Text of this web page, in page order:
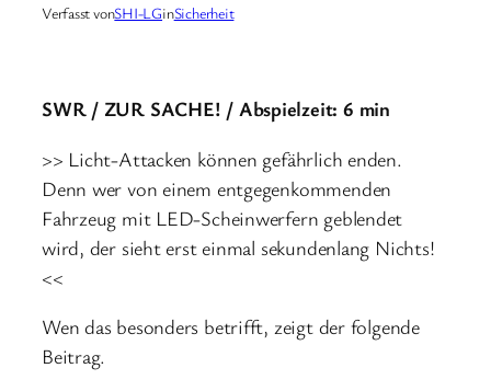
Verfasst vonSHI-LGinSicherheit
SWR / ZUR SACHE! / Abspielzeit: 6 min
>> Licht-Attacken können gefährlich enden.
Denn wer von einem entgegenkommenden
Fahrzeug mit LED-Scheinwerfern geblendet
wird, der sieht erst einmal sekundenlang Nichts!
<<
Wen das besonders betrifft, zeigt der folgende
Beitrag.